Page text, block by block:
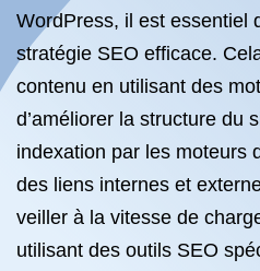
WordPress, il est essentiel
stratégie SEO efficace.
contenu en utilisant des
d’améliorer la structure du
indexation par les moteurs
des liens internes et
veiller à la vitesse de
utilisant des outils SEO